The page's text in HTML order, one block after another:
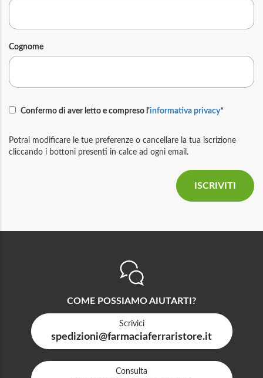
Cognome
Confermo di aver letto e compreso l'informativa privacy*
Potrai modificare le tue preferenze o cancellare la tua iscrizione
cliccando i bottoni presenti in calce ad ogni email.
COME POSSIAMO AIUTARTI?
Scrivici
spedizioni@farmaciaferraristore.it
Consulta